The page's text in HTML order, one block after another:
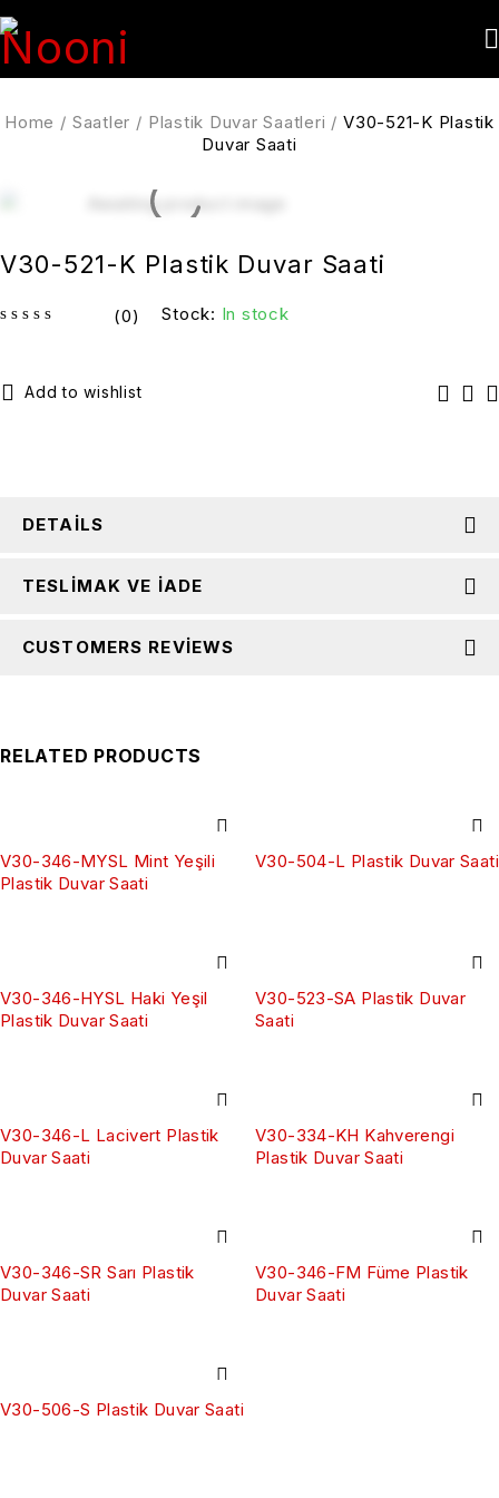
Home / Saatler / Plastik Duvar Saatleri / V30-521-K Plastik
Duvar Saati
V30-521-K Plastik Duvar Saati
(0) Stock: In stock
DETAILS
TESLIMAK VE İADE
CUSTOMERS REVIEWS
RELATED PRODUCTS
V30-346-MYSL Mint Yeşili
Plastik Duvar Saati
V30-504-L Plastik Duvar Saati
V30-346-HYSL Haki Yeşil
Plastik Duvar Saati
V30-523-SA Plastik Duvar
Saati
V30-346-L Lacivert Plastik
Duvar Saati
V30-334-KH Kahverengi
Plastik Duvar Saati
V30-346-SR Sarı Plastik
Duvar Saati
V30-346-FM Füme Plastik
Duvar Saati
V30-506-S Plastik Duvar Saati